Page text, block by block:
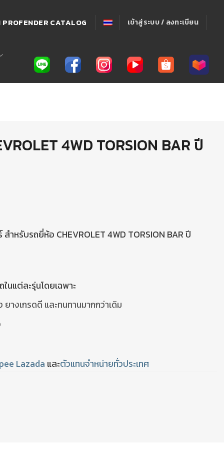
PROFENDER CATALOG เข้าสู่ระบบ / ลงทะเบียน
4WD TORSION BAR ปี
ำหรับรถยี่ห้อ CHEVROLET 4WD TORSION BAR ปี
นแต่ละรุ่นโดยเฉพาะ
างเกรดดี และทนทานมากกว่าเดิม
Lazada และตัวแทนจำหน่ายทั่วประเทศ